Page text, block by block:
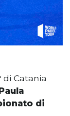
di Catania
di